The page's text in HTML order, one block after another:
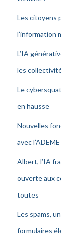
Les citoyens
l’information
L’IA
les
Le
en hausse
Nouvelles
avec l’ADEME
Albert, l’IA
ouverte aux
toutes
Les spams,
formulaires